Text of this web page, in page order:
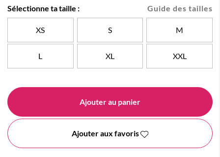
Guide des tailles
Sélectionne ta taille :
XS S M
L XL XXL
Ajouter au panier
Ajouter aux favoris